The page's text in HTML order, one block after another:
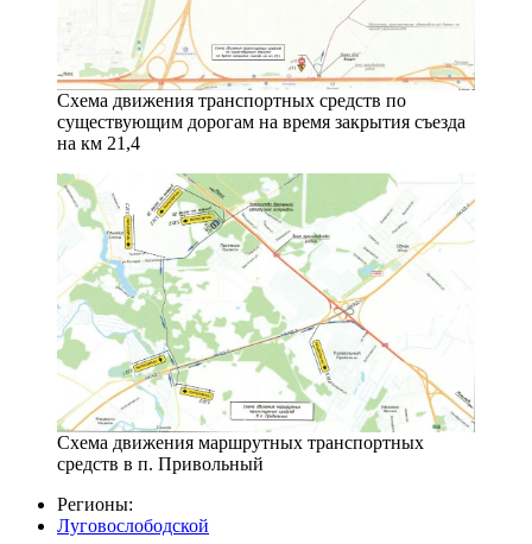
Схема движения транспортных средств по
существующим дорогам на время закрытия съезда
на км 21,4
Схема движения маршрутных транспортных
средств в п. Привольный
Регионы:
Луговослободской